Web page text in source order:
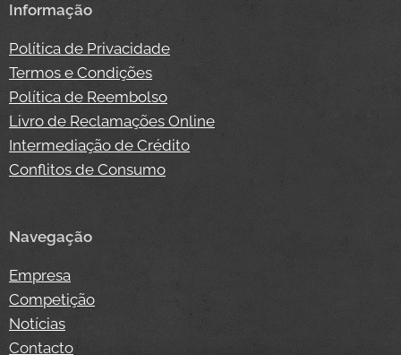
Informação
Política de Privacidade
Termos e Condições
Política de Reembolso
Livro de Reclamações Online
Intermediação de Crédito
Conflitos de Consumo
Navegação
Empresa
Competição
Notícias
Contacto